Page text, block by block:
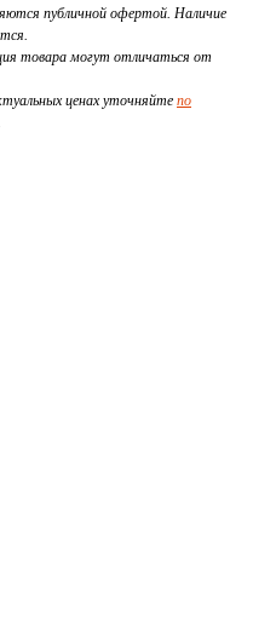
публичной офертой. Наличие
товара могут отличаться от
ценах уточняйте по